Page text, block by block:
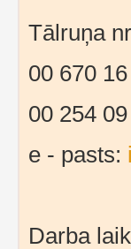
Tālruņa
00 670
00 254
e - pasts:
Darba